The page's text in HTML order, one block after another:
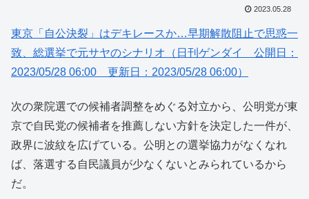
2023.05.28
東京「自公決裂」はデキレースか…早期解散阻止で思惑一
致、総選挙で元サヤのシナリオ（日刊ゲンダイ 公開日：
2023/05/28 06:00 更新日：2023/05/28 06:00）
次の衆院選での候補者調整をめぐる対立から、公明党が東
京で自民党の候補者を推薦しない方針を決定した一件が、
政界に波紋を広げている。公明との選挙協力がなくなれ
ば、落選する自民議員が少なくないとみられているから
だ。